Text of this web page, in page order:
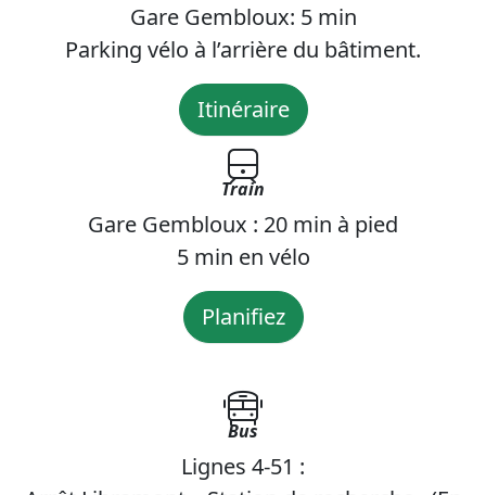
Gare Gembloux: 5 min
Parking vélo à l’arrière du bâtiment.
Itinéraire
Train
Gare Gembloux : 20 min à pied
5 min en vélo
Planifiez
Bus
Lignes 4-51 :